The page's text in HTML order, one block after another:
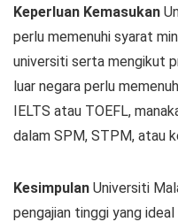
Keperluan Kemasukan
perlu memenuhi syarat
universiti serta mengikut
luar negara perlu
IELTS atau TOEFL,
dalam SPM, STPM, atau
Kesimpulan Universiti
pengajian tinggi yang